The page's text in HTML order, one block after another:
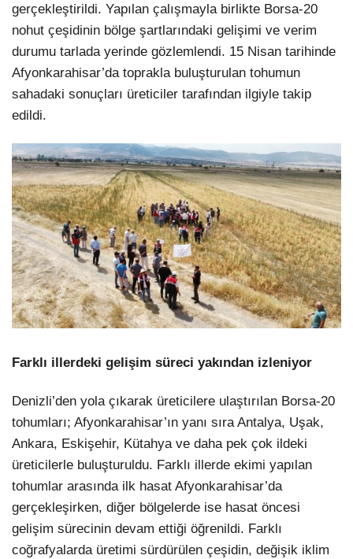
gerçekleştirildi. Yapılan çalışmayla birlikte Borsa-20
nohut çeşidinin bölge şartlarındaki gelişimi ve verim
durumu tarlada yerinde gözlemlendi. 15 Nisan tarihinde
Afyonkarahisar’da toprakla buluşturulan tohumun
sahadaki sonuçları üreticiler tarafından ilgiyle takip
edildi.
Farklı illerdeki gelişim süreci yakından izleniyor
Denizli’den yola çıkarak üreticilere ulaştırılan Borsa-20
tohumları; Afyonkarahisar’ın yanı sıra Antalya, Uşak,
Ankara, Eskişehir, Kütahya ve daha pek çok ildeki
üreticilerle buluşturuldu. Farklı illerde ekimi yapılan
tohumlar arasında ilk hasat Afyonkarahisar’da
gerçekleşirken, diğer bölgelerde ise hasat öncesi
gelişim sürecinin devam ettiği öğrenildi. Farklı
coğrafyalarda üretimi sürdürülen çeşidin, değişik iklim